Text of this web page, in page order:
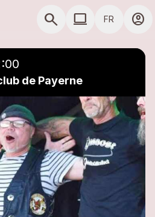
search COMPUTER
computer FR account_circle
de Payerne
close